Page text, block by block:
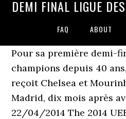
DEMI FINAL LIGUE
FAQ ABOUT
Pour sa première demi-
champions depuis 40
reçoit Chelsea et
Madrid, dix mois après
22/04/2014 The 2014